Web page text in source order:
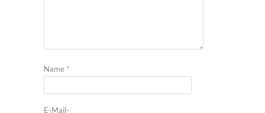
Name *
E-Mail-